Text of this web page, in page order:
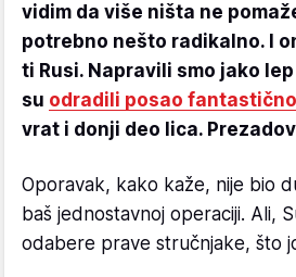
vidim da više ništa ne
potrebno nešto radikalno. I
ti Rusi. Napravili smo jako
su odradili posao fantastično
vrat i donji deo lica.
Oporavak, kako kaže, nije bio
baš jednostavnoj operaciji. Ali,
odabere prave stručnjake, što